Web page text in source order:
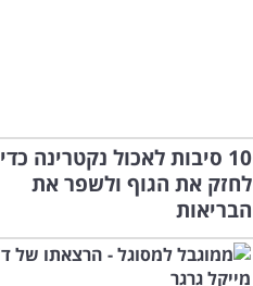
10 סיבות לאכול נקטרינה כדי
לחזק את הגוף ולשפר את
הבריאות